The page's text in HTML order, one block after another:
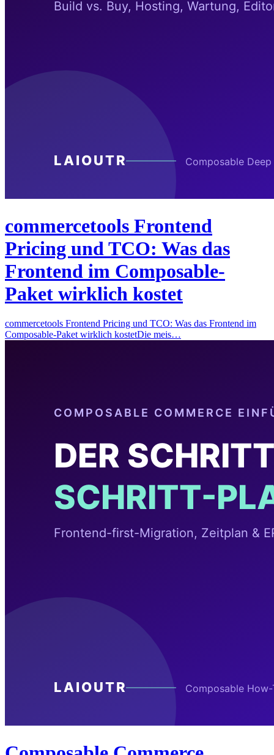
commercetools Frontend
Pricing und TCO: Was das
Frontend im Composable-
Paket wirklich kostet
commercetools Frontend Pricing und TCO: Was das Frontend im
Composable-Paket wirklich kostetDie meis…